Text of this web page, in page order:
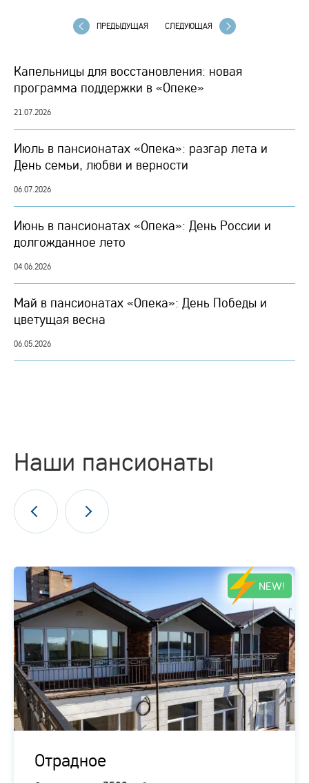
ПРЕДЫДУЩАЯ СЛЕДУЮЩАЯ
Капельницы для восстановления: новая
программа поддержки в «Опеке»
21.07.2026
Июль в пансионатах «Опека»: разгар лета и
День семьи, любви и верности
06.07.2026
Июнь в пансионатах «Опека»: День России и
долгожданное лето
04.06.2026
Май в пансионатах «Опека»: День Победы и
цветущая весна
06.05.2026
Наши пансионаты
NEW!
Отрадное